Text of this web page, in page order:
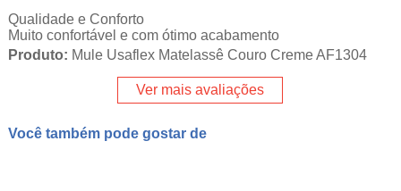
Qualidade e Conforto
Muito confortável e com ótimo acabamento
Produto: Mule Usaflex Matelassê Couro Creme AF1304
Ver mais avaliações
Você também pode gostar de